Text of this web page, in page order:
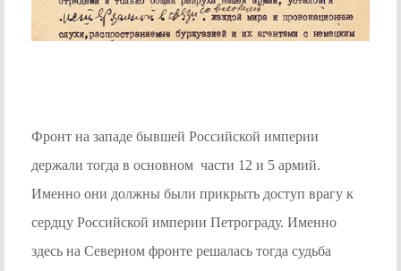
Фронт на западе бывшей Российской империи
держали тогда в основном части 12 и 5 армий.
Именно они должны были прикрыть доступ врагу к
сердцу Российской империи Петрограду. Именно
здесь на Северном фронте решалась тогда судьба